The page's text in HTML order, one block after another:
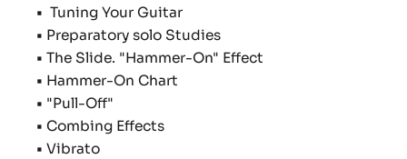
• Tuning Your Guitar
• Preparatory solo Studies
• The Slide. "Hammer-On" Effect
• Hammer-On Chart
• "Pull-Off"
• Combing Effects
• Vibrato